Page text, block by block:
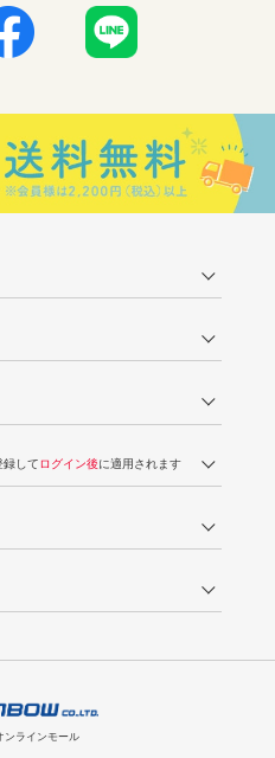
を承ります。問い合わせフォーム
からご連絡
してログイン後に適用されます
い上げごとに
100円につき1ポイ
る
合わせ
ンラインモール